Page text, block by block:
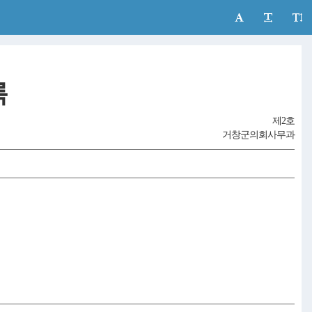
제2호
거창군의회사무과